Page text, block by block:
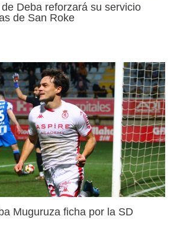
Deba reforzará su servicio
de San Roke
Muguruza ficha por la SD